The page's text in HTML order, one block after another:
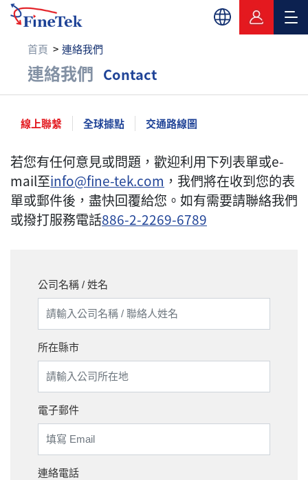
首頁 連絡我們
連絡我們
連絡我們 Contact
線上聯繫 全球據點 交通路線圖
若您有任何意見或問題，歡迎利用下列表單或e-
mail至info@fine-tek.com ，我們將在收到您的表
單或郵件後，盡快回覆給您。如有需要請聯絡我們
或撥打服務電話886-2-2269-6789
公司名稱 / 姓名
所在縣市
電子郵件
連絡電話